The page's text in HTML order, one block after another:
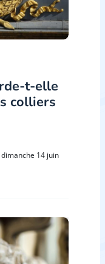
t-elle
colliers
dimanche 14 juin